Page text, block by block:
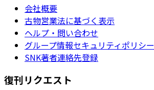
会社概要
古物営業法に基づく表示
ヘルプ・問い合わせ
グループ情報セキュリティポリシー
SNK著者連絡先登録
復刊リクエスト